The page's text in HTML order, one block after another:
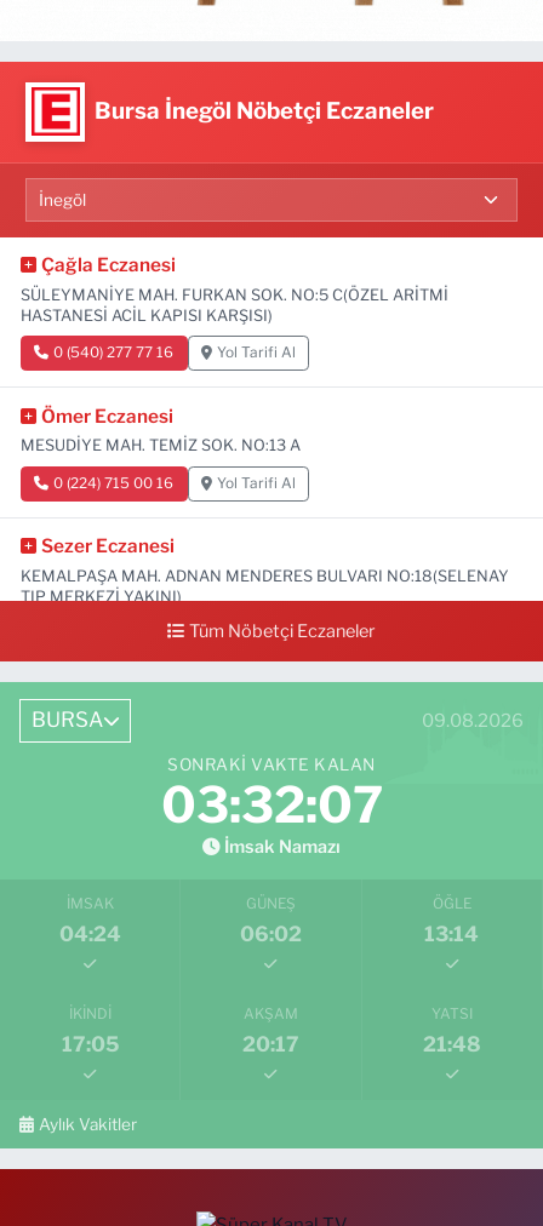
Bursa İnegöl Nöbetçi Eczaneler
Çağla Eczanesi
SÜLEYMANİYE MAH. FURKAN SOK. NO:5 C(ÖZEL ARİTMİ
HASTANESİ ACİL KAPISI KARŞISI)
0 (540) 277 77 16 Yol Tarifi Al
Ömer Eczanesi
MESUDİYE MAH. TEMİZ SOK. NO:13 A
0 (224) 715 00 16 Yol Tarifi Al
Sezer Eczanesi
KEMALPAŞA MAH. ADNAN MENDERES BULVARI NO:18(SELENAY
TIP MERKEZİ YAKINI)
0 (224) 711 64 49 Yol Tarifi Al
Tüm Nöbetçi Eczaneler
BURSA 09.08.2026
SONRAKI VAKTE KALAN
03:32:05
İmsak Namazı
İMSAK
04:24
GÜNEŞ
06:02
ÖĞLE
13:14
İKINDI
17:05
AKŞAM
20:17
YATSI
21:48
Aylık Vakitler